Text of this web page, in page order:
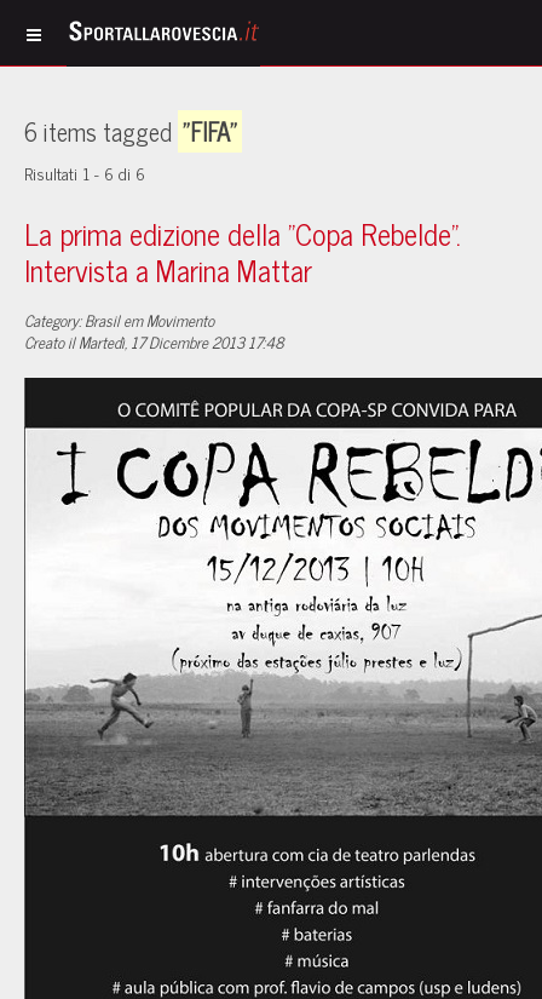
6 items tagged "FIFA"
Risultati 1 - 6 di 6
La prima edizione della "Copa Rebelde".
Intervista a Marina Mattar
Category: Brasil em Movimento
Creato il Martedì, 17 Dicembre 2013 17:48